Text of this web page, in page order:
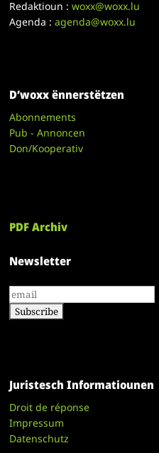
Redaktioun :woxx@woxx.lu
Agenda :agenda@woxx.lu
D’woxx ënnerstëtzen
Abonnements
Pub - Annoncen
Don/Kooperativ
PDF Archiv
Newsletter
Juristesch Informatiounen
Droit de réponse
Impressum
Datenschutz